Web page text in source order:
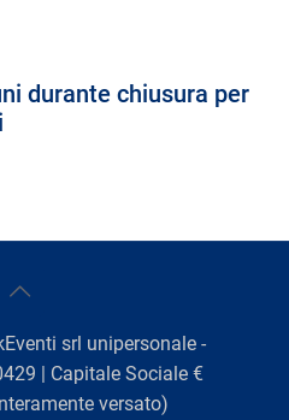
durante chiusura per
srl unipersonale -
| Capitale Sociale €
versato)